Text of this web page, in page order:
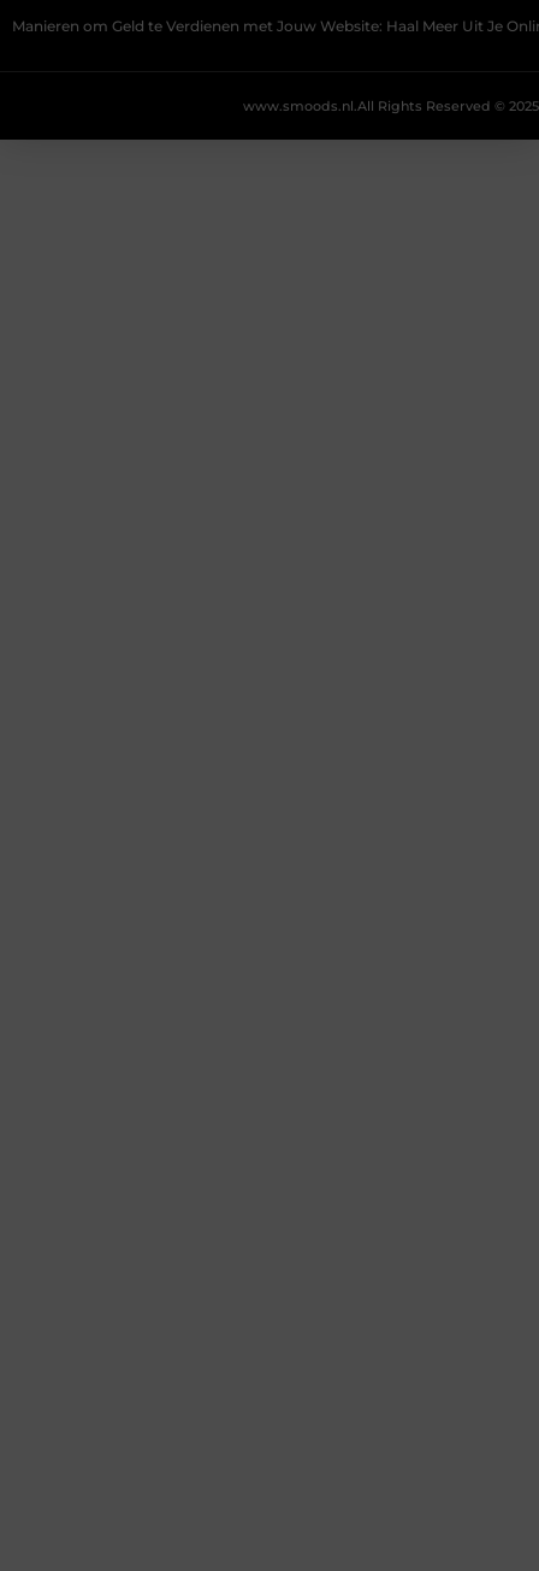
Manieren om Geld te Verdienen met Jouw Website: Haal Meer Uit Je
All Rights Reserved © 2025
www.smoods.nl.